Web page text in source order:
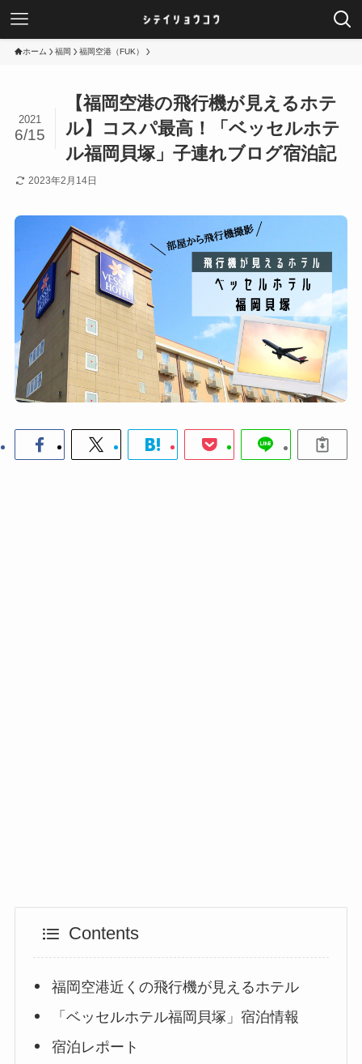
ホーム 福岡 福岡空港（FUK）
【福岡空港の飛行機が見えるホテ
ル】コスパ最高！「ベッセルホテ
ル福岡貝塚」子連れブログ宿泊記
2021
6/15
2023年2月14日
Contents
福岡空港近くの飛行機が見えるホテル
「ベッセルホテル福岡貝塚」宿泊情報
宿泊レポート